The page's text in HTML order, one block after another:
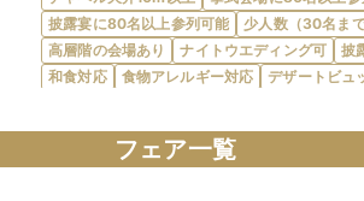
披露宴に80名以上参列可能
少人数（30名ま
高層階の会場あり
ナイトウエディング可
披
和食対応
食物アレルギー対応
デザートビュ
ゲスト控室あり
バリアフリー対応
新郎・新
親族着付あり
デザイナーズ
フェア一覧